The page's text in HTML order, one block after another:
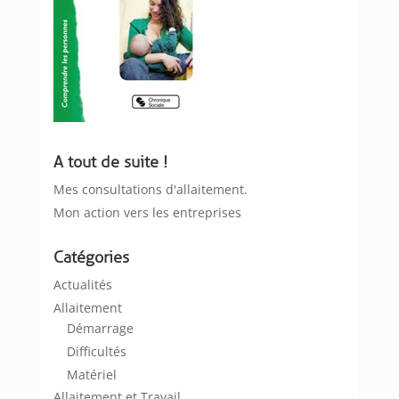
A tout de suite !
Mes consultations d'allaitement.
Mon action vers les entreprises
Catégories
Actualités
Allaitement
Démarrage
Difficultés
Matériel